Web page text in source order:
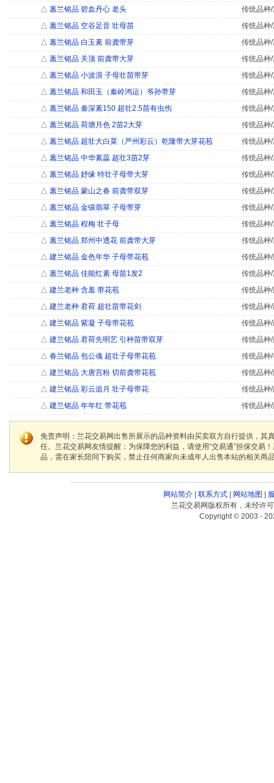
△ 蕙兰铭品 碧血丹心 老头
传统品种
△ 蕙兰铭品 空谷足音 壮母苗
传统品种
△ 蕙兰铭品 白玉素 前龚带芽
传统品种
△ 蕙兰铭品 关顶 前龚带大芽
传统品种
△ 蕙兰铭品 小波浪 子母壮苗带芽
传统品种
△ 蕙兰铭品 和田玉（秦岭鸿运）爷孙带芽
传统品种
△ 蕙兰铭品 秦深素150 超壮2.5苗有虫伤
传统品种
△ 蕙兰铭品 荷塘月色 2苗2大芽
传统品种
△ 蕙兰铭品 超壮大白菜（严州彩云）乾隆带大芽花苞
传统品种
△ 蕙兰铭品 中华素蕊 超壮3苗2芽
传统品种
△ 蕙兰铭品 妤缘 特壮子母带大芽
传统品种
△ 蕙兰铭品 蒙山之春 前龚带双芽
传统品种
△ 蕙兰铭品 金镶翡翠 子母带芽
传统品种
△ 蕙兰铭品 程梅 壮子母
传统品种
△ 蕙兰铭品 郑州中透花 前龚带大芽
传统品种
△ 建兰铭品 金色年华 子母带花苞
传统品种
△ 蕙兰铭品 佳能红素 母苗1发2
传统品种
△ 建兰老种 含羞 带花苞
传统品种
△ 建兰老种 君荷 超壮苗带花剑
传统品种
△ 建兰铭品 紫凝 子母带花苞
传统品种
△ 建兰铭品 君荷先明艺 引种苗带双芽
传统品种
△ 春兰铭品 包公魂 超壮子母带花苞
传统品种
△ 建兰铭品 大唐宫粉 切前龚带花苞
传统品种
△ 建兰铭品 彩云追月 壮子母带花
传统品种
△ 建兰铭品 年年红 带花苞 传统品种
免责声明：兰花交易网出售所展示的品种资料由买卖双方自行提供，
任。兰花交易网友情提醒：为保障您的利益，请使用“交易通”担保交
品，需在家长陪同下购买，禁止任何商家向未成年人出售本站的相关商
网站简介| 联系方式| 网站地图
兰花交易网版权所有，未经许
Copyright © 2003 -